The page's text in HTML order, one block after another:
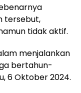
tersebut,
tidak aktif.
menjalankan
bertahun-
6 Oktober 2024.